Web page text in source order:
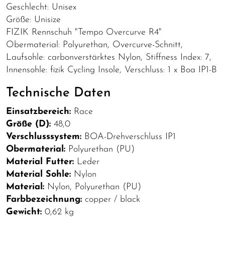
Geschlecht: Unisex
Größe: Unisize
FIZIK Rennschuh "Tempo Overcurve R4"
Obermaterial: Polyurethan, Overcurve-Schnitt,
Laufsohle: carbonverstärktes Nylon, Stiffness Index: 7,
Innensohle: fizik Cycling Insole, Verschluss: 1 x Boa IP1-B
Technische Daten
Einsatzbereich: Race
Größe (D): 48,0
Verschlusssystem: BOA-Drehverschluss IP1
Obermaterial: Polyurethan (PU)
Material Futter: Leder
Material Sohle: Nylon
Material: Nylon, Polyurethan (PU)
Farbbezeichnung: copper / black
Gewicht: 0,62 kg